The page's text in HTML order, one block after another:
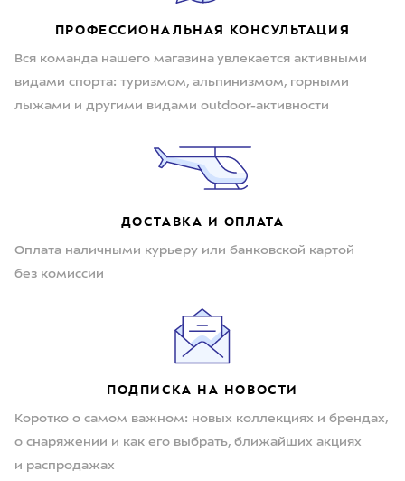
ПРОФЕССИОНАЛЬНАЯ КОНСУЛЬТАЦИЯ
Вся команда нашего магазина увлекается активными
видами спорта: туризмом, альпинизмом, горными
лыжами и другими видами outdoor-активности
ДОСТАВКА И ОПЛАТА
Оплата наличными курьеру или банковской картой
без комиссии
ПОДПИСКА НА НОВОСТИ
Коротко о самом важном: новых коллекциях и брендах,
о снаряжении и как его выбрать, ближайших акциях
и распродажах